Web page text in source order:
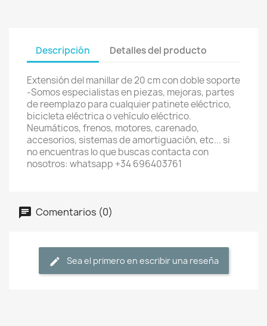
Descripción Detalles del producto
Extensión del manillar de 20 cm con doble soporte
-Somos especialistas en piezas, mejoras, partes
de reemplazo para cualquier patinete eléctrico,
bicicleta eléctrica o vehículo eléctrico.
Neumáticos, frenos, motores, carenado,
accesorios, sistemas de amortiguación, etc... si
no encuentras lo que buscas contacta con
nosotros: whatsapp +34 696403761
Comentarios (0)
Sea el primero en escribir una reseña